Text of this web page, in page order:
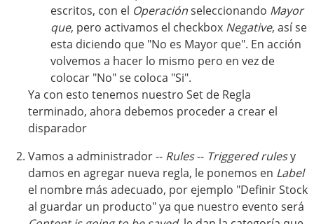
escritos, con el Operaciónseleccionando Mayor
que, pero activamos el checkbox Negative, así se
esta diciendo que "No es Mayor que". En acción
volvemos a hacer lo mismo pero en vez de
colocar "No" se coloca "Si".
Ya con esto tenemos nuestro Set de Regla
terminado, ahora debemos proceder a crear el
disparador
Vamos a administrador -- Rules-- Triggered rulesy
damos en agregar nueva regla, le ponemos en Label
el nombre más adecuado, por ejemplo "Definir Stock
al guardar un producto" ya que nuestro evento será